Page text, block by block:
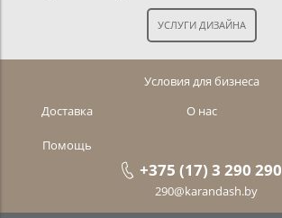
Условия для бизнеса
Доставка
О нас
Помощь
+375 (17) 3 290 290
290@karandash.by